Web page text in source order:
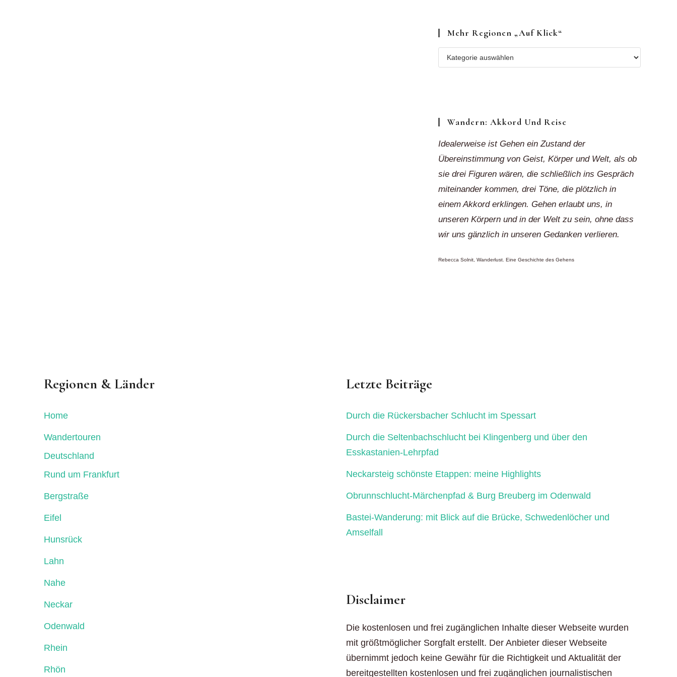
Mehr Regionen „auf Klick“
Mehr
Regionen
Wandern: Akkord Und Reise
Idealerweise ist Gehen ein Zustand der
Übereinstimmung von Geist, Körper und Welt, als ob
sie drei Figuren wären, die schließlich ins Gespräch
miteinander kommen, drei Töne, die plötzlich in
einem Akkord erklingen. Gehen erlaubt uns, in
unseren Körpern und in der Welt zu sein, ohne dass
wir uns gänzlich in unseren Gedanken verlieren.
Rebecca Solnit, Wanderlust. Eine Geschichte des Gehens
Regionen & Länder
Home
Wandertouren
Deutschland
Rund um Frankfurt
Bergstraße
Eifel
Hunsrück
Lahn
Nahe
Neckar
Odenwald
Rhein
Rhön
Letzte Beiträge
Durch die Rückersbacher Schlucht im Spessart
Durch die Seltenbachschlucht bei Klingenberg und über den
Esskastanien-Lehrpfad
Neckarsteig schönste Etappen: meine Highlights
Obrunnschlucht-Märchenpfad & Burg Breuberg im Odenwald
Bastei-Wanderung: mit Blick auf die Brücke, Schwedenlöcher und
Amselfall
Disclaimer
Die kostenlosen und frei zugänglichen Inhalte dieser Webseite wurden
mit größtmöglicher Sorgfalt erstellt. Der Anbieter dieser Webseite
übernimmt jedoch keine Gewähr für die Richtigkeit und Aktualität der
bereitgestellten kostenlosen und frei zugänglichen journalistischen